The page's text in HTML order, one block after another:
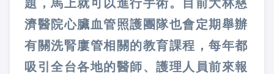
題，馬上就可以進行手術。目前大林慈
濟醫院心臟血管照護團隊也會定期舉辦
有關洗腎廔管相關的教育課程，每年都
吸引全台各地的醫師、護理人員前來報